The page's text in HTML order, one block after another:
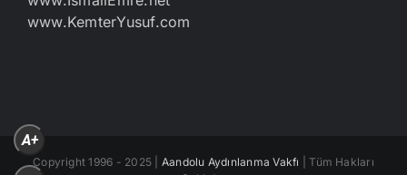
www.KemterYusuf.com
Copyright 1996 - 2025 | Aandolu Aydınlanma Vakfı
| Tüm Hakları
A+